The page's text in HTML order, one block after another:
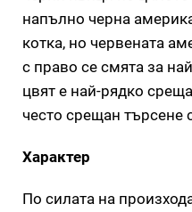
напълно черна
котка, но червената
с право се смята за
цвят е най-рядко
често срещан търсене
Характер
По силата на